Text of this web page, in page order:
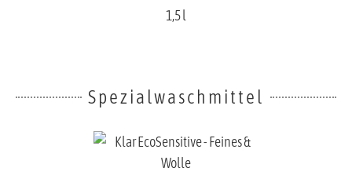
1,5 l
Spezialwaschmittel